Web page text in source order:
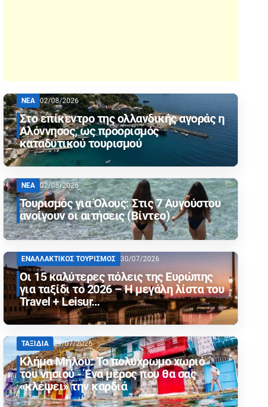
ΝΕΑ 02/08/2026
Στο επίκεντρο της ολλανδικής αγοράς η
Αλόννησος, ως προορισμός
καταδυτικού τουρισμού
ΝΕΑ 02/08/2026
Τουρισμός για Όλους: Στις 7 Αυγούστου
ανοίγουν οι αιτήσεις (Βίντεο)
ΕΝΑΛΛΑΚΤΙΚΟΣ ΤΟΥΡΙΣΜΟΣ 30/07/2026
Οι 15 καλύτερες πόλεις της Ευρώπης
για ταξίδι το 2026 – Η μεγάλη λίστα του
Travel + Leisur…
ΤΑΞΙΔΙΑ 29/07/2026
Κλήμα Μήλου: Το πολύχρωμο χωριό
του νησιού - Ένα μέρος που θα σας
«κλέψει» την καρδιά